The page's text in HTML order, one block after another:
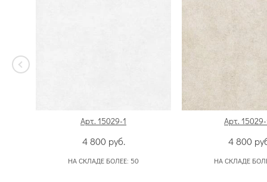
Арт. 15029-1
4 800 руб.
НА СКЛАДЕ БОЛЕЕ: 50
Арт.
4 800
НА СКЛАДЕ